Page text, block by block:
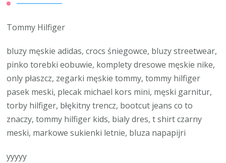
Tommy Hilfiger
bluzy męskie adidas, crocs śniegowce, bluzy streetwear,
pinko torebki eobuwie, komplety dresowe męskie nike,
only płaszcz, zegarki męskie tommy, tommy hilfiger
pasek meski, plecak michael kors mini, męski garnitur,
torby hilfiger, błękitny trencz, bootcut jeans co to
znaczy, tommy hilfiger kids, bialy dres, t shirt czarny
meski, markowe sukienki letnie, bluza napapijri
yyyyy